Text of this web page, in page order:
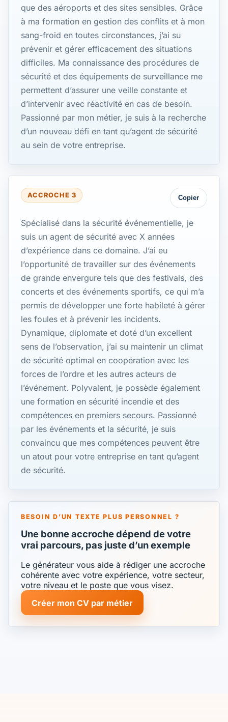
que des aéroports et des sites sensibles. Grâce
à ma formation en gestion des conflits et à mon
sang-froid en toutes circonstances, j’ai su
prévenir et gérer efficacement des situations
difficiles. Ma connaissance des procédures de
sécurité et des équipements de surveillance me
permettent d’assurer une veille constante et
d’intervenir avec réactivité en cas de besoin.
Passionné par mon métier, je suis à la recherche
d’un nouveau défi en tant qu’agent de sécurité
au sein de votre entreprise.
ACCROCHE 3 Copier
Spécialisé dans la sécurité événementielle, je
suis un agent de sécurité avec X années
d’expérience dans ce domaine. J’ai eu
l’opportunité de travailler sur des événements
de grande envergure tels que des festivals, des
concerts et des événements sportifs, ce qui m’a
permis de développer une forte habileté à gérer
les foules et à prévenir les incidents.
Dynamique, diplomate et doté d’un excellent
sens de l’observation, j’ai su maintenir un climat
de sécurité optimal en coopération avec les
forces de l’ordre et les autres acteurs de
l’événement. Polyvalent, je possède également
une formation en sécurité incendie et des
compétences en premiers secours. Passionné
par les événements et la sécurité, je suis
convaincu que mes compétences peuvent être
un atout pour votre entreprise en tant qu’agent
de sécurité.
BESOIN D’UN TEXTE PLUS PERSONNEL ?
Une bonne accroche dépend de votre
vrai parcours, pas juste d’un exemple
Le générateur vous aide à rédiger une accroche
cohérente avec votre expérience, votre secteur,
votre niveau et le poste que vous visez.
Créer mon CV par métier